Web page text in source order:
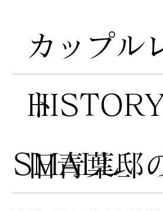
旧青葉邸
カップル
ト
​SMALL